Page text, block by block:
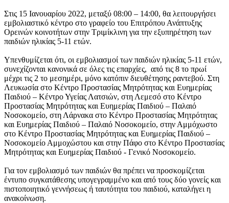
Στις 15 Ιανουαρίου 2022, μεταξύ 08:00 – 14:00, θα λειτουργήσει
εμβολιαστικό κέντρο στο γραφείο του Επιτρόπου Ανάπτυξης
Ορεινών κοινοτήτων στην Τριμίκλινη για την εξυπηρέτηση των
παιδιών ηλικίας 5-11 ετών.
Υπενθυμίζεται ότι, οι εμβολιασμοί των παιδιών ηλικίας 5-11 ετών,
συνεχίζονται κανονικά σε όλες τις επαρχίες, από τις 8 το πρωί
μέχρι τις 2 το μεσημέρι, μόνο κατόπιν διευθέτησης ραντεβού. Στη
Λευκωσία στο Κέντρο Προστασίας Μητρότητας και Ευημερίας
Παιδιού – Κέντρο Υγείας Λατσιών, στη Λεμεσό στο Κέντρο
Προστασίας Μητρότητας και Ευημερίας Παιδιού – Παλαιό
Νοσοκομείο, στη Λάρνακα στο Κέντρο Προστασίας Μητρότητας
και Ευημερίας Παιδιού – Παλαιό Νοσοκομείο, στην Αμμόχωστο
στο Κέντρο Προστασίας Μητρότητας και Ευημερίας Παιδιού –
Νοσοκομείο Αμμοχώστου και στην Πάφο στο Κέντρο Προστασίας
Μητρότητας και Ευημερίας Παιδιού - Γενικό Νοσοκομείο.
Για τον εμβολιασμό των παιδιών θα πρέπει να προσκομίζεται
έντυπο συγκατάθεσης υπογεγραμμένο και από τους δύο γονείς και
πιστοποιητικό γεννήσεως ή ταυτότητα του παιδιού, καταλήγει η
ανακοίνωση.